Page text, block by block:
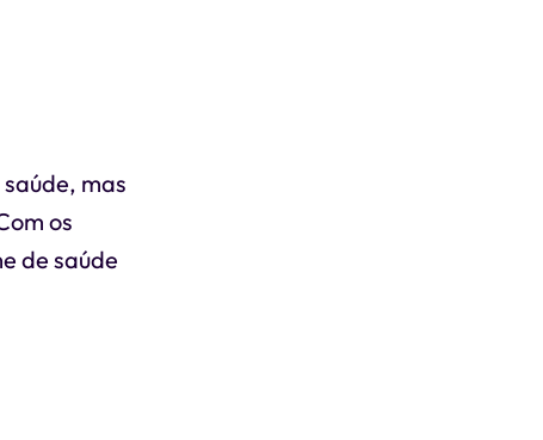
mas
os
de saúde